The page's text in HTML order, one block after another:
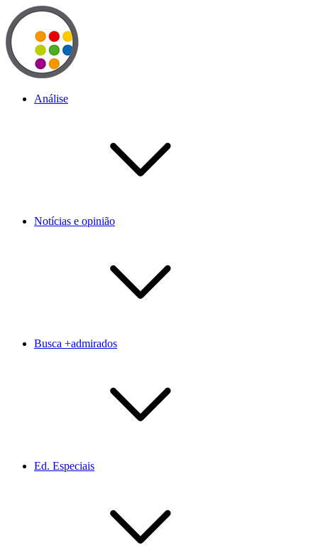
Análise
Notícias e opinião
Busca +admirados
Ed. Especiais